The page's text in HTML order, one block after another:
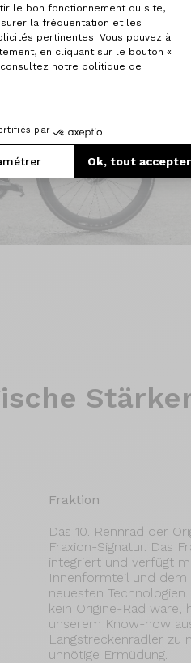
le bon fonctionnement du site,
la fréquentation et les
pertinentes. Vous pouvez à
en cliquant sur le bouton «
consultez notre politique de
par
Ok, tout accepter
consent
Fraktion
Das 10. Rennrad der
Fraxion-Signatur. Das
integriert und verfügt
Innenformteil und
neuesten
kein Origine-Rad wäre,
unserem Know-how
Langstreckenradler zu
unnötige Ermüdung.